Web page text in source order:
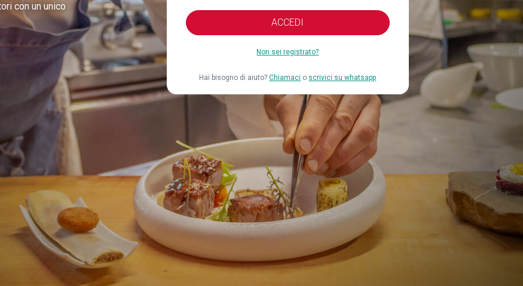
con un unico
ACCEDI
Non sei registrato?
Hai bisogno di aiuto?Chiamaci o scrivici su whatsapp